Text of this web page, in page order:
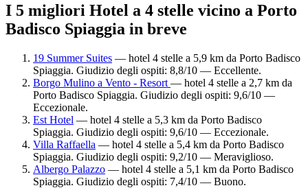
I 5 migliori Hotel a 4 stelle vicino a Porto
Badisco Spiaggia in breve
19 Summer Suites — hotel 4 stelle a 5,9 km da Porto Badisco
Spiaggia. Giudizio degli ospiti: 8,8/10 — Eccellente.
Borgo Mulino a Vento - Resort — hotel 4 stelle a 2,7 km da
Porto Badisco Spiaggia. Giudizio degli ospiti: 9,6/10 —
Eccezionale.
Est Hotel — hotel 4 stelle a 5,3 km da Porto Badisco
Spiaggia. Giudizio degli ospiti: 9,6/10 — Eccezionale.
Villa Raffaella — hotel 4 stelle a 5,4 km da Porto Badisco
Spiaggia. Giudizio degli ospiti: 9,2/10 — Meraviglioso.
Albergo Palazzo — hotel 4 stelle a 5,1 km da Porto Badisco
Spiaggia. Giudizio degli ospiti: 7,4/10 — Buono.